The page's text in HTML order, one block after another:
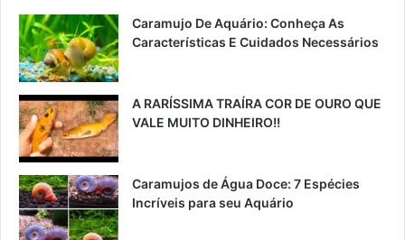
Caramujo De Aquário: Conheça As
Características E Cuidados Necessários
A RARÍSSIMA TRAÍRA COR DE OURO QUE
VALE MUITO DINHEIRO!!
Caramujos de Água Doce: 7 Espécies
Incríveis para seu Aquário